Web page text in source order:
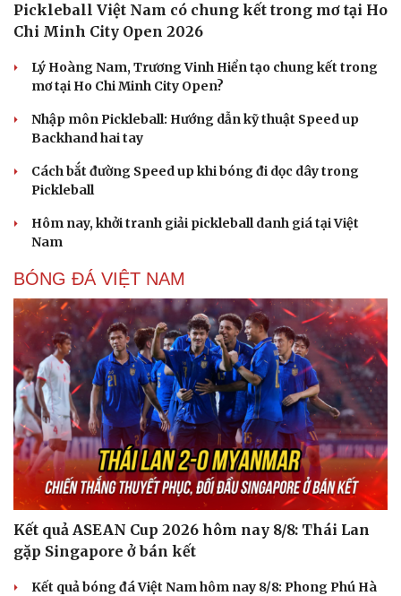
Cải chính
Pickleball Việt Nam có chung kết trong mơ tại Ho
Chi Minh City Open 2026
Lý Hoàng Nam, Trương Vinh Hiển tạo chung kết trong
mơ tại Ho Chi Minh City Open?
Nhập môn Pickleball: Hướng dẫn kỹ thuật Speed up
Backhand hai tay
Cách bắt đường Speed up khi bóng đi dọc dây trong
Pickleball
Hôm nay, khởi tranh giải pickleball danh giá tại Việt
Nam
BÓNG ĐÁ VIỆT NAM
Kết quả ASEAN Cup 2026 hôm nay 8/8: Thái Lan
gặp Singapore ở bán kết
Kết quả bóng đá Việt Nam hôm nay 8/8: Phong Phú Hà